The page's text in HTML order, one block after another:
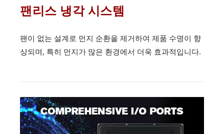
팬리스 냉각 시스템
팬이 없는 설계로 먼지 순환을 제거하여 제품 수명이 향
상되며, 특히 먼지가 많은 환경에서 더욱 효과적입니다.